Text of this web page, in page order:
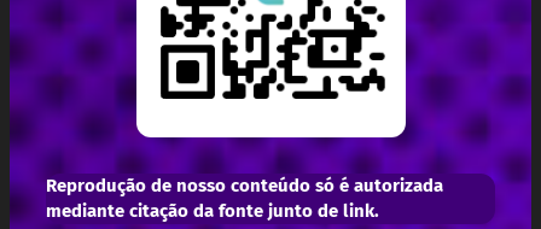
Reprodução de nosso conteúdo só é autorizada
mediante citação da fonte junto de link.